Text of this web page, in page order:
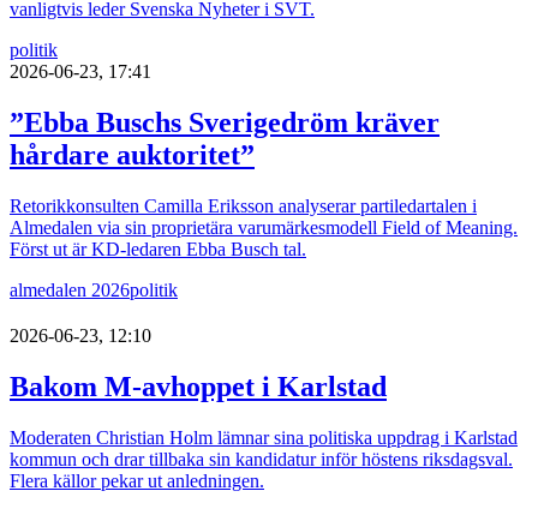
vanligtvis leder Svenska Nyheter i SVT.
politik
2026-06-23, 17:41
”Ebba Buschs Sverigedröm kräver
hårdare auktoritet”
Retorikkonsulten Camilla Eriksson analyserar partiledartalen i
Almedalen via sin proprietära varumärkesmodell Field of Meaning.
Först ut är KD-ledaren Ebba Busch tal.
almedalen 2026politik
2026-06-23, 12:10
Bakom M-avhoppet i Karlstad
Moderaten Christian Holm lämnar sina politiska uppdrag i Karlstad
kommun och drar tillbaka sin kandidatur inför höstens riksdagsval.
Flera källor pekar ut anledningen.